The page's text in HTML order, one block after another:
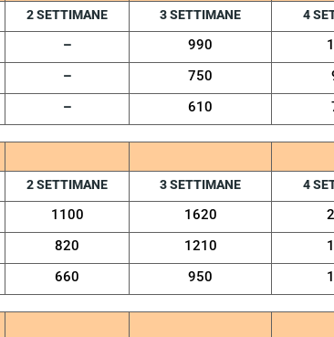
2 SETTIMANE 3 SETTIMANE 4
– 990
– 750
– 610
2 SETTIMANE 3 SETTIMANE 4
1100 1620
820 1210
660 950